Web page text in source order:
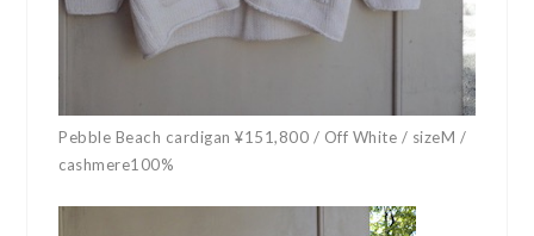
Pebble Beach cardigan ¥151,800 / Off White / sizeM /
cashmere100%